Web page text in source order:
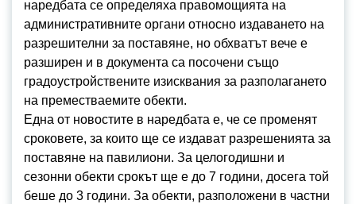
наредбата се определяха правомощията на
административните органи относно издаването на
разрешителни за поставяне, но обхватът вече е
разширен и в документа са посочени също
градоустройствените изисквания за разполагането
на преместваемите обекти.
Една от новостите в наредбата е, че се променят
сроковете, за които ще се издават разрешенията за
поставяне на павилиони. За целогодишни и
сезонни обекти срокът ще е до 7 години, досега той
беше до 3 години. За обекти, разположени в частни